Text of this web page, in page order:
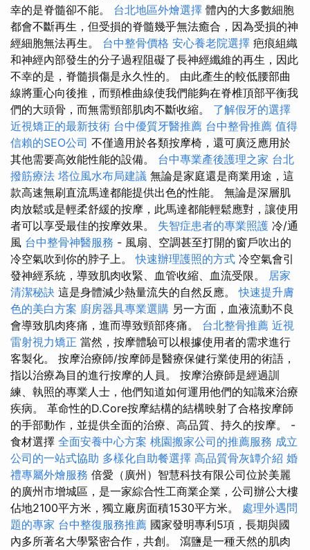
幸的是脊髓卻不能。 台北地區外燴選擇 體內的大多數細胞
都會不斷再生，但受損的脊髓幾乎無法癒合，因為受損的神
經細胞無法再生。 台中整骨價格 安心養老院選擇 疤痕組織
和神經內部發生的分子過程阻礙了長神經纖維的再生，因此
不幸的是，脊髓損傷是永久性的。 由此產生的較低腰部曲
線將重心向後推，而頸椎曲線使我們能夠在脊椎頂部平衡我
們的大頭骨，而無需頸部肌肉不斷收縮。 了解假牙的選擇
近視矯正的最新技術 台中優質牙醫推薦 台中整骨推薦 值得
信賴的SEO公司 不僅適用於各類按摩椅，還可廣泛應用於
其他需要高效能性能的設備。 台中專業產後護理之家 台北
撥筋療法 塔位風水布局建議 無論是家庭還是商業用途，這
款高速無刷直流馬達都能提供出色的性能。 無論是深層肌
肉放鬆或是輕柔舒緩的按摩，此馬達都能輕鬆應對，讓使用
者可以享受最佳的按摩效果。 失智症患者的專業照護 冷/通
風 台中整骨神醫服務 - 風扇、空調甚至打開的窗戶吹出的
冷空氣吹到你的脖子上。快速辦理護照的方式 冷空氣會引
發神經系統，導致肌肉收緊、血管收縮、血流受限。 居家
清潔秘訣 這是身體減少熱量流失的自然反應。快速提升膚
色的美白方案 廚房器具專業選購 另一方面，血液流動不良
會導致肌肉疼痛，進而導致頸部疼痛。 台北整骨推薦 近視
雷射視力矯正 當然，按摩體驗可以根據使用者的需求進行
客製化。 按摩治療師/按摩師是醫療保健行業使用的術語，
指以治療為目的進行按摩的人員。 按摩治療師是經過訓
練、執照的專業人士，他們知道如何運用他們的知識來治療
疾病。 革命性的D.Core按摩結構的結構映射了合格按摩師
的手部動作，並提供全面的治療、高品質、持久的按摩。 -
食材選擇 全面安養中心方案 桃園搬家公司的推薦服務 成立
公司的一站式協助 多樣化自助餐選擇 高品質骨灰罈介紹 婚
禮專屬外燴服務 倍愛（廣州）智慧科技有限公司位於美麗
的廣州市增城區，是一家綜合性工商業企業，公司辦公大樓
佔地2100平方米，獨立廠房面積1530平方米。 處理外遇問
題的專家 台中整復服務推薦 國家發明專利5項，長期與國
內多所著名大學緊密合作，共創。 瀉鹽是一種天然的肌肉